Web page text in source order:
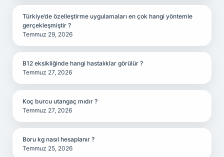
Türkiye’de özelleştirme uygulamaları en çok hangi yöntemle
gerçekleşmiştir ?
Temmuz 29, 2026
B12 eksikliğinde hangi hastalıklar görülür ?
Temmuz 27, 2026
Koç burcu utangaç mıdır ?
Temmuz 27, 2026
Boru kg nasıl hesaplanır ?
Temmuz 25, 2026